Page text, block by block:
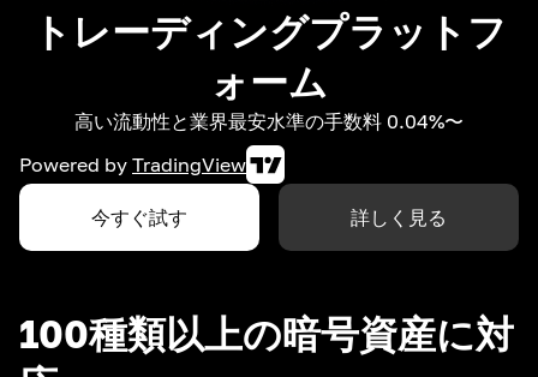
トレーディングプラットフ
ォーム
高い流動性と業界最安水準の手数料 0.04%〜
Powered by TradingView
今すぐ試す 詳しく見る
100種類以上の暗号資産に対